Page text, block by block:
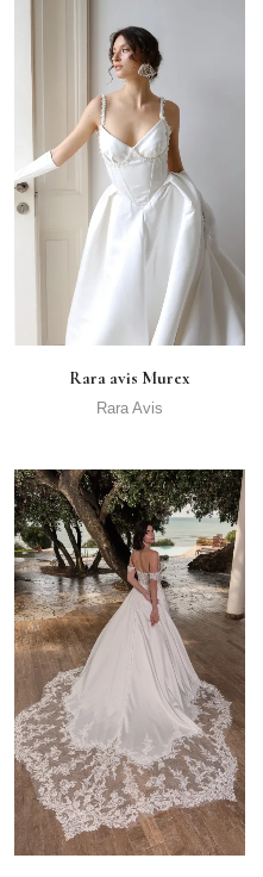
Rara avis Murex
Rara Avis